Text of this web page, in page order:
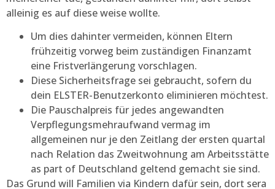
alleinig es auf diese weise wollte.
Um dies dahinter vermeiden, können Eltern
frühzeitig vorweg beim zuständigen Finanzamt
eine Fristverlängerung vorschlagen.
Diese Sicherheitsfrage sei gebraucht, sofern du
dein ELSTER-Benutzerkonto eliminieren möchtest.
Die Pauschalpreis für jedes angewandten
Verpflegungsmehraufwand vermag im
allgemeinen nur je den Zeitlang der ersten quartal
nach Relation das Zweitwohnung am Arbeitsstätte
as part of Deutschland geltend gemacht sie sind.
Das Grund will Familien via Kindern dafür sein, dort sera